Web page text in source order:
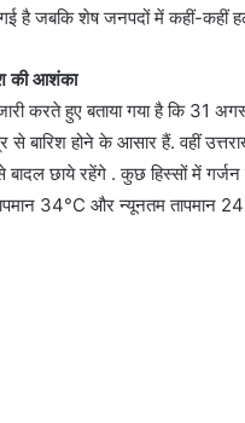
है जबकि शेष जनपदों में कहीं-कहीं
की आशंका
करते हुए बताया गया है कि 31
बारिश होने के आसार हैं. वहीं
छाये रहेंगे . कुछ हिस्सों में गर्जन
34°C और न्यूनतम तापमान